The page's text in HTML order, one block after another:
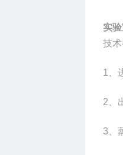
实
技
1
2
3